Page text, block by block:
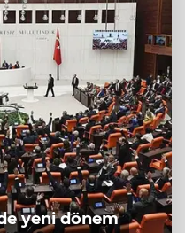
yeni dönem